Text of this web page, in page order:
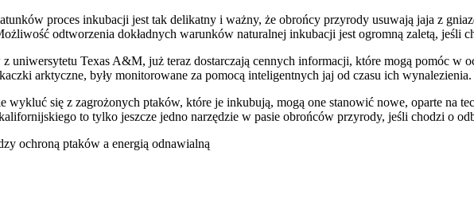
proces inkubacji jest tak delikatny i ważny, że obrońcy przyrody usuwają jaja z
odtworzenia dokładnych warunków naturalnej inkubacji jest ogromną zaletą, jeśli
uniwersytetu Texas A&M, już teraz dostarczają cennych informacji, które mogą pomóc w
arktyczne, były monitorowane za pomocą inteligentnych jaj od czasu ich wynalezienia.
wykluć się z zagrożonych ptaków, które je inkubują, mogą one stanowić nowe, oparte na
to tylko jeszcze jedno narzędzie w pasie obrońców przyrody, jeśli chodzi o
ochroną ptaków a energią odnawialną